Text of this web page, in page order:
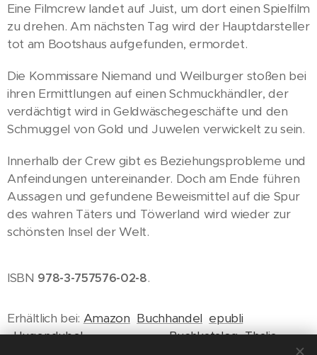
Eine Filmcrew landet auf Juist, um dort einen Spielfilm
zu drehen. Am nächsten Tag wird der Hauptdarsteller
tot am Bootshaus aufgefunden, ermordet.
Die Kommissare Niemand und Weilburger stoßen bei
ihren Ermittlungen auf einen Schmuckhändler, der
verdächtigt wird in Geldwäschegeschäfte und den
Schmuggel von Gold und Juwelen verwickelt zu sein.
Innerhalb der Crew gibt es Beziehungsprobleme und
Anfeindungen untereinander. Doch am Ende führen
Aussagen und gefundene Beweismittel auf die Spur
des wahren Täters und Töwerland wird wieder zur
schönsten Insel der Welt.
ISBN 978-3-757576-02-8.
Erhältlich bei: Amazon Buchhandel epubli
Hugendubel
Buchkatalog Thalia